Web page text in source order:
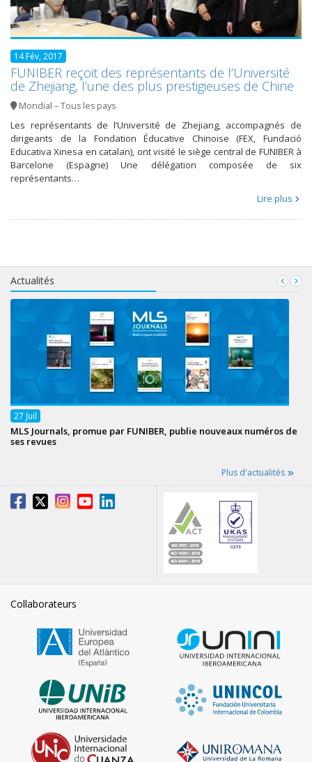
14 Fév, 2017
FUNIBER reçoit des représentants de l’Université
de Zhejiang, l’une des plus prestigieuses de Chine
Mondial – Tous les pays
Les représentants de l’Université de Zhejiang, accompagnés de
dirigeants de la Fondation Éducative Chinoise (FEX, Fundació
Educativa Xinesa en catalan), ont visité le siège central de FUNIBER à
Barcelone (Espagne) Une délégation composée de six
représentants…
Lire plus
Actualités
27 Juil
MLS Journals, promue par FUNIBER, publie nouveaux numéros de
ses revues
Plus d'actualités
Collaborateurs